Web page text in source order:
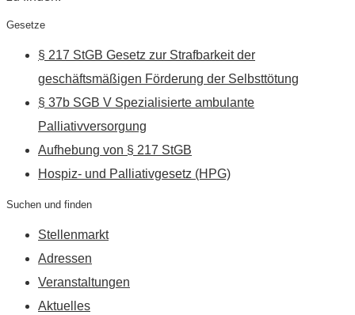
Gesetze
§ 217 StGB Gesetz zur Strafbarkeit der
geschäftsmäßigen Förderung der Selbsttötung
§ 37b SGB V Spezialisierte ambulante
Palliativversorgung
Aufhebung von § 217 StGB
Hospiz- und Palliativgesetz (HPG)
Suchen und finden
Stellenmarkt
Adressen
Veranstaltungen
Aktuelles